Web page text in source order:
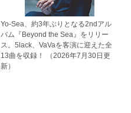
Yo-Sea、約3年ぶりとなる2nd アル
バム『Beyond the Sea』を リリー
ス。5lack、VaVaを客演に迎えた全
13曲を収録！
（2026年7月30日更
新）